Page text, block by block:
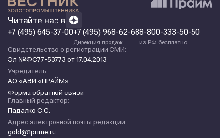
Читайте нас в
+7 (495) 645-37-00+7 (495) 968-62-68
Дирекция продаж
8-800-333-50-50
из РФ бесплатно
Свидетельство о регистрации СМИ:
Эл №ФС77-53773 от 17.04.2013
Учредитель:
АО «АЭИ «ПРАЙМ»
Форма обратной связи
Главный редактор:
Падалко С.С.
Адрес электронной почты редакции:
gold@1prime.ru